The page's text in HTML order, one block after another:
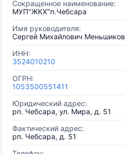
Сокращенное наименование:
МУП"ЖКХ"п.Чебсара
Имя руководителя:
Сергей Михайлович Меньшиков
ИНН:
3524010210
ОГРН:
1053500551411
Юридический адрес:
рп. Чебсара, ул. Мира, д. 51
Фактический адрес:
рп. Чебсара, д. 51